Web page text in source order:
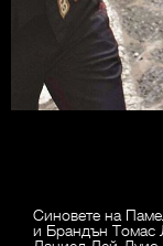
Синовете на
и Брандън Томас